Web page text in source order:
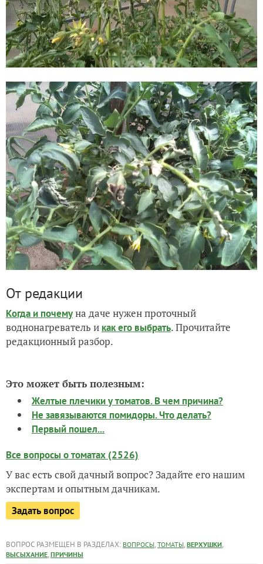
От редакции
Когда и почемуна даче нужен проточный
воднонагреватель и как его выбрать. Прочитайте
редакционный разбор.
Это может быть полезным:
Желтые плечики у томатов. В чем причина?
Не завязываются помидоры. Что делать?
Первый пошел...
Все вопросы о томатах (2526)
У вас есть свой дачный вопрос? Задайте его нашим
экспертам и опытным дачникам.
Задать вопрос
ВОПРОС РАЗМЕЩЕН В РАЗДЕЛАХ: ВОПРОСЫ, ТОМАТЫ, ВЕРХУШКИ,
ВЫСЫХАНИЕ, ПРИЧИНЫ